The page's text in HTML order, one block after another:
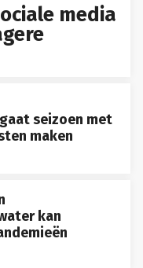
media
gaat seizoen met
maken
kan